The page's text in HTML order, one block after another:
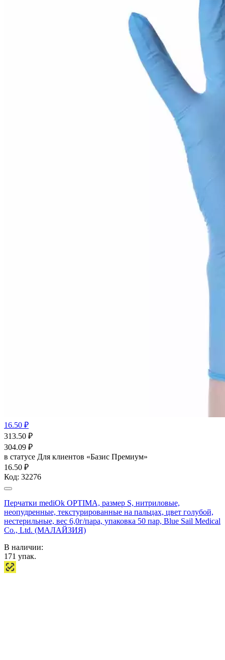
16.50 ₽
313.50 ₽
304.09 ₽
в статусе Для клиентов «Базис Премиум»
16.50 ₽
Код: 32276
Перчатки mediOk OPTIMA, размер S, нитриловые,
неопудренные, текстурированные на пальцах, цвет голубой,
нестерильные, вес 6,0г/пара, упаковка 50 пар, Blue Sail Medical
Co., Ltd. (МАЛАЙЗИЯ)
В наличии:
171 упак.